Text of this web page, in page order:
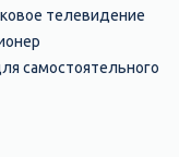
телевидение
самостоятельного